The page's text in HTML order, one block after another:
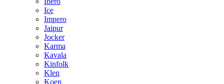
Ice
Impero
Jaipur
Jocker
Karma
Kavala
Kinfolk
Klen
Koen